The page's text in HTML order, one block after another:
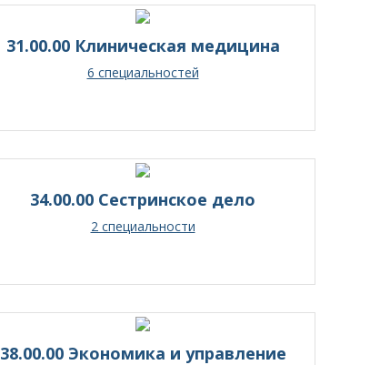
31.00.00 Клиническая медицина
6 специальностей
34.00.00 Сестринское дело
2 специальности
38.00.00 Экономика и управление